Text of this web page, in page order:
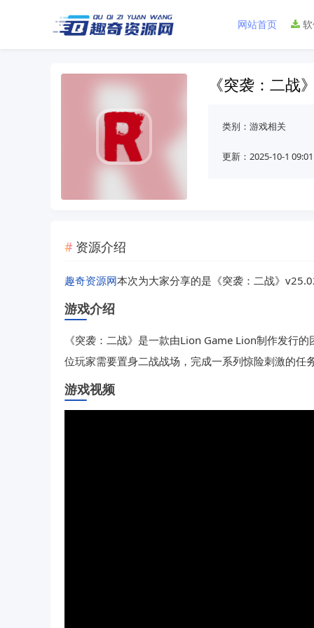
网站首页
《突袭：二战
类别： 游戏相关
更新：2025-10-1
资源介绍
趣奇资源网本次为大家分享的是《突袭：二战》
游戏介绍
《突袭：二战》是一款由Lion Game Lion制作发行
位玩家需要置身二战战场，完成一系列惊险刺激的任
游戏视频